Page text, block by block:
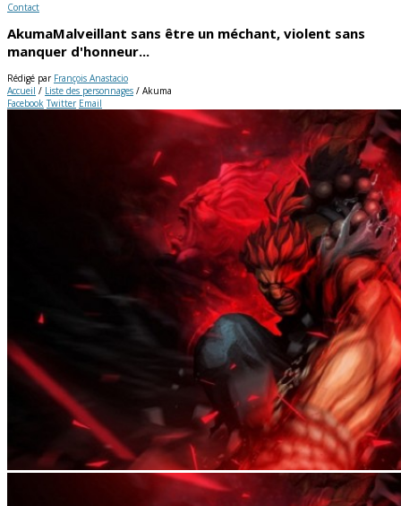
Contact
AkumaMalveillant sans être un méchant, violent sans
manquer d'honneur...
Rédigé par François Anastacio
Accueil / Liste des personnages / Akuma
Facebook Twitter Email